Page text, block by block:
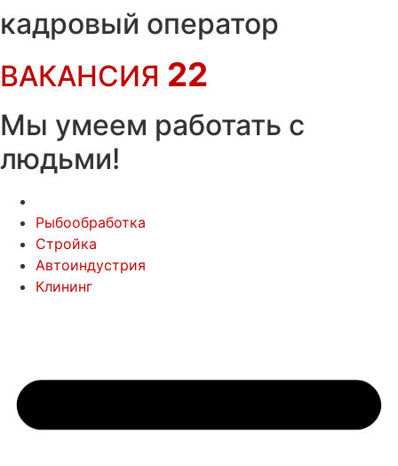
ккадровый оператор
ВАКАНСИЯ 22
Мы умеем работать с
людьми!
Рыбообработка
Стройка
Автоиндустрия
Клининг